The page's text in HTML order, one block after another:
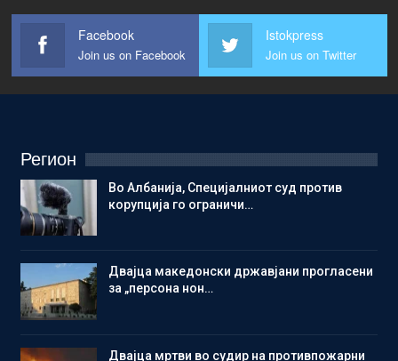
Facebook
Join us on Facebook
Istokpress
Join us on Twitter
Регион
Во Албанија, Специјалниот суд против
корупција го ограничи…
Двајца македонски државјани прогласени
за „персона нон…
Двајца мртви во судир на противпожарни